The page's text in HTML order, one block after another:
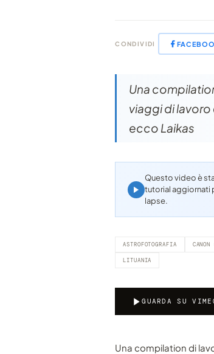
CONDIVIDI
Una
viaggi di
ecco Laikas
Questo video è
tutorial aggiornati
lapse.
ASTROFOTOGRAFIA
LITUANIA
GUARDA SU
Una compilation di